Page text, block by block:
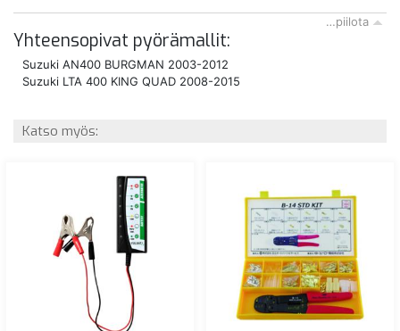
…piilota
Yhteensopivat pyörämallit:
Suzuki AN400 BURGMAN 2003-2012
Suzuki LTA 400 KING QUAD 2008-2015
Katso myös: